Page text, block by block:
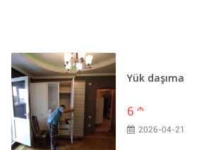
Yük daşıma
6 m
2026-04-21